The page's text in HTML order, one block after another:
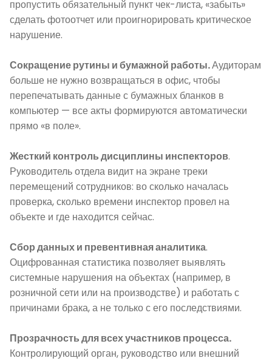
пропустить обязательный пункт чек-листа, «забыть»
сделать фотоотчет или проигнорировать критическое
нарушение.
Сокращение рутины и бумажной работы.Аудиторам
больше не нужно возвращаться в офис, чтобы
перепечатывать данные с бумажных бланков в
компьютер — все акты формируются автоматически
прямо «в поле».
Жесткий контроль дисциплины инспекторов.
Руководитель отдела видит на экране треки
перемещений сотрудников: во сколько началась
проверка, сколько времени инспектор провел на
объекте и где находится сейчас.
Сбор данных и превентивная аналитика.
Оцифрованная статистика позволяет выявлять
системные нарушения на объектах (например, в
розничной сети или на производстве) и работать с
причинами брака, а не только с его последствиями.
Прозрачность для всех участников процесса.
Контролирующий орган, руководство или внешний